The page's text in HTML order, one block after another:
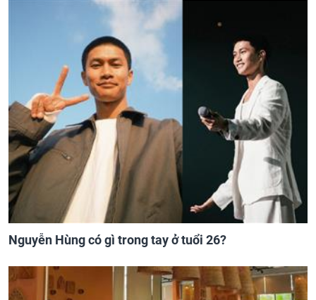
Nguyễn Hùng có gì trong tay ở tuổi 26?